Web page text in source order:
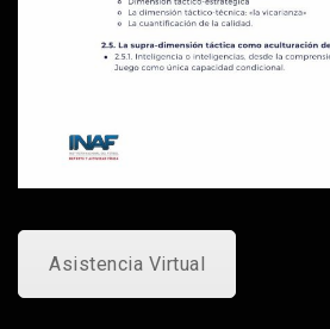
Asistencia Virtual